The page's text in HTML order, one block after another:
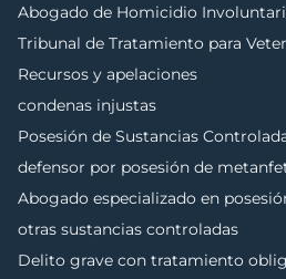
Abogado de Homicidio
Tribunal de Tratamiento para
Recursos y apelaciones
condenas injustas
Posesión de Sustancias
defensor por posesión de
Abogado especializado en
otras sustancias controladas
Delito grave con tratamiento